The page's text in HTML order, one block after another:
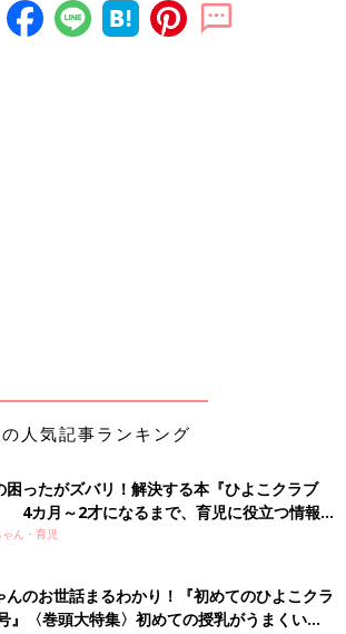
人気記事ランキング
困ったがズバリ！解決する本『ひよこクラブ
4カ月～2才になるまで、育児に役立つ情報が
い！
ん・育児
んのお世話まるわかり！『初めてのひよこクラ
』〈巻頭大特集〉初めての授乳がうまくい